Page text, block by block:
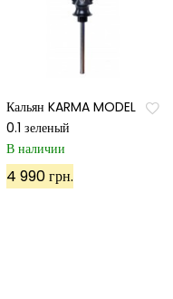
Кальян KARMA MODEL
0.1 зеленый
В наличии
4 990 грн.